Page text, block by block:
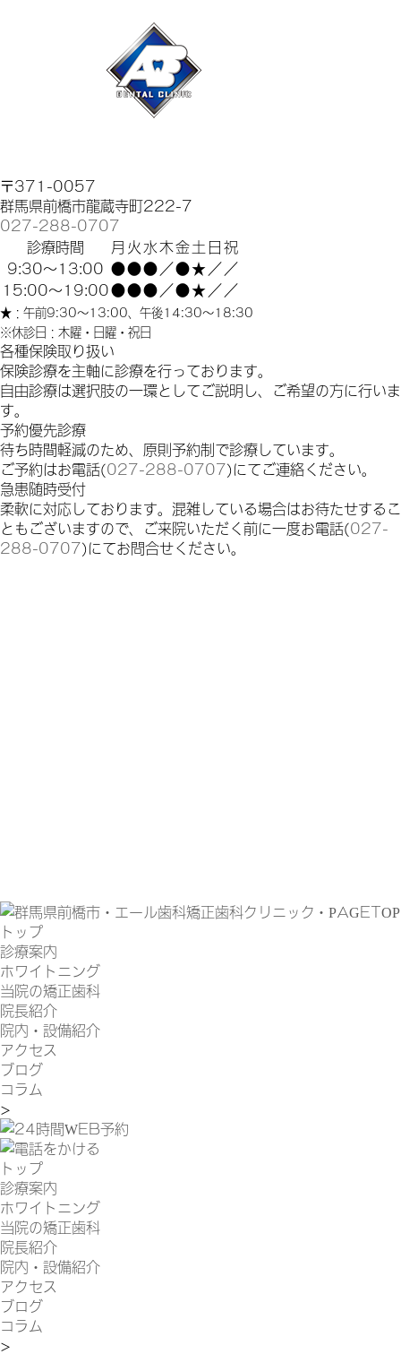
〒371-0057
群馬県前橋市龍蔵寺町222-7
027-288-0707
診療時間
月 火水木金土 日祝
9:30～13:00 ●●● ／●★ ／ ／
15:00～19:00●●● ／●★ ／ ／
★：午前9:30〜13:00、午後14:30〜18:30
※休診日：木曜・日曜・祝日
各種保険取り扱い
保険診療を主軸に診療を行っております。
自由診療は選択肢の一環としてご説明し、ご希望の方に行いま
す。
予約優先診療
待ち時間軽減のため、原則予約制で診療しています。
ご予約はお電話(027-288-0707)にてご連絡ください。
急患随時受付
柔軟に対応しております。混雑している場合はお待たせするこ
ともございますので、ご来院いただく前に一度お電話(027-
288-0707)にてお問合せください。
トップ
診療案内
ホワイトニング
当院の矯正歯科
院長紹介
院内・設備紹介
アクセス
ブログ
コラム
>
トップ
診療案内
ホワイトニング
当院の矯正歯科
院長紹介
院内・設備紹介
アクセス
ブログ
コラム
>